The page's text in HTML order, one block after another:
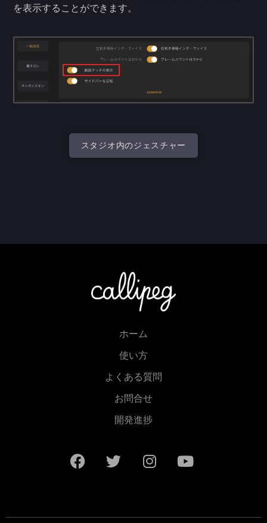
を表示することができます。
スタジオ内のジェスチャー
ホーム
使い方
よくある質問
お問合せ
開発進捗